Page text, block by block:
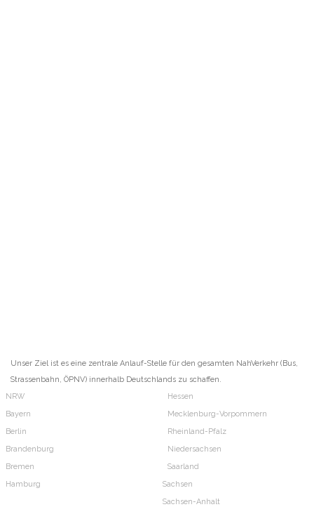
Unser Ziel ist es eine zentrale Anlauf-Stelle für den gesamten NahVerkehr (Bus,
Strassenbahn, ÖPNV) innerhalb Deutschlands zu schaffen.
NRW
Bayern
Berlin
Brandenburg
Bremen
Hamburg
Hessen
Mecklenburg-Vorpommern
Rheinland-Pfalz
Niedersachsen
Saarland
Sachsen
Sachsen-Anhalt